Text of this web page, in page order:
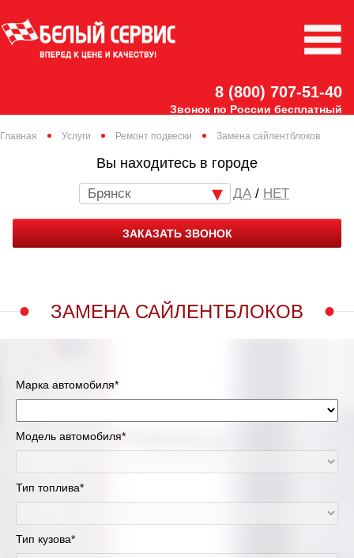
8 (800) 707-51-40
Звонок по России бесплатный
Главная Услуги Ремонт подвески Замена сайлентблоков
Вы находитесь в городе
Брянск / НЕТ
ЗАКАЗАТЬ ЗВОНОК
ЗАМЕНА САЙЛЕНТБЛОКОВ
Марка автомобиля*
Модель автомобиля*
Тип топлива*
Тип кузова*